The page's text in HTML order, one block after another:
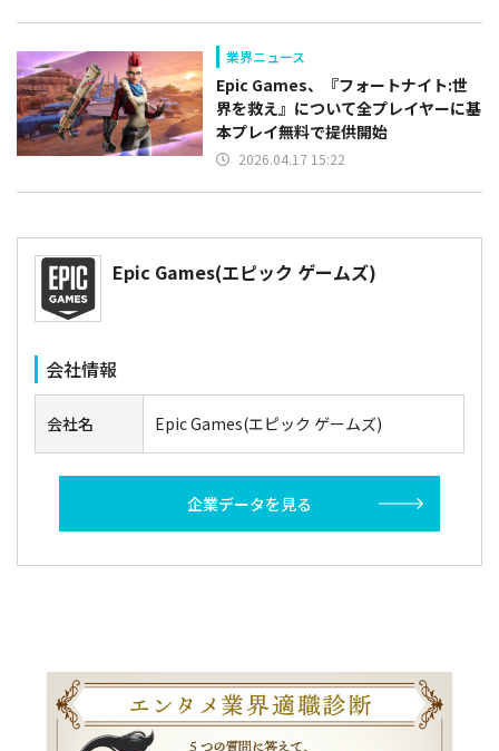
業界ニュース
Epic Games、『フォートナイト:世
界を救え』について全プレイヤーに基
本プレイ無料で提供開始
2026.04.17 15:22
Epic Games(エピック ゲームズ)
会社情報
会社名 Epic Games(エピック ゲームズ)
企業データを見る